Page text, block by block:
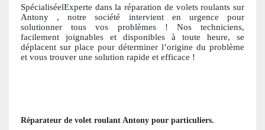
SpécialiséelExperte dans la réparation de volets roulants sur
Antony , notre société intervient en urgence pour
solutionner tous vos problèmes ! Nos techniciens,
facilement joignables et disponibles à toute heure, se
déplacent sur place pour déterminer l’origine du problème
et vous trouver une solution rapide et efficace !
Réparateur de volet roulant Antony pour particuliers.